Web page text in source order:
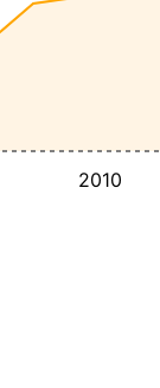
2010